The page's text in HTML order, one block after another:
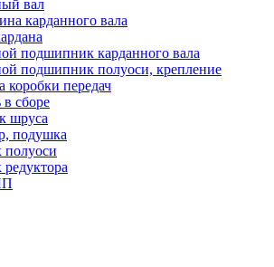
вал
карданного вала
подшипник карданного вала
подшипник полуоси, крепление
коробки передач
сборе
шруса
подушка
полуоси